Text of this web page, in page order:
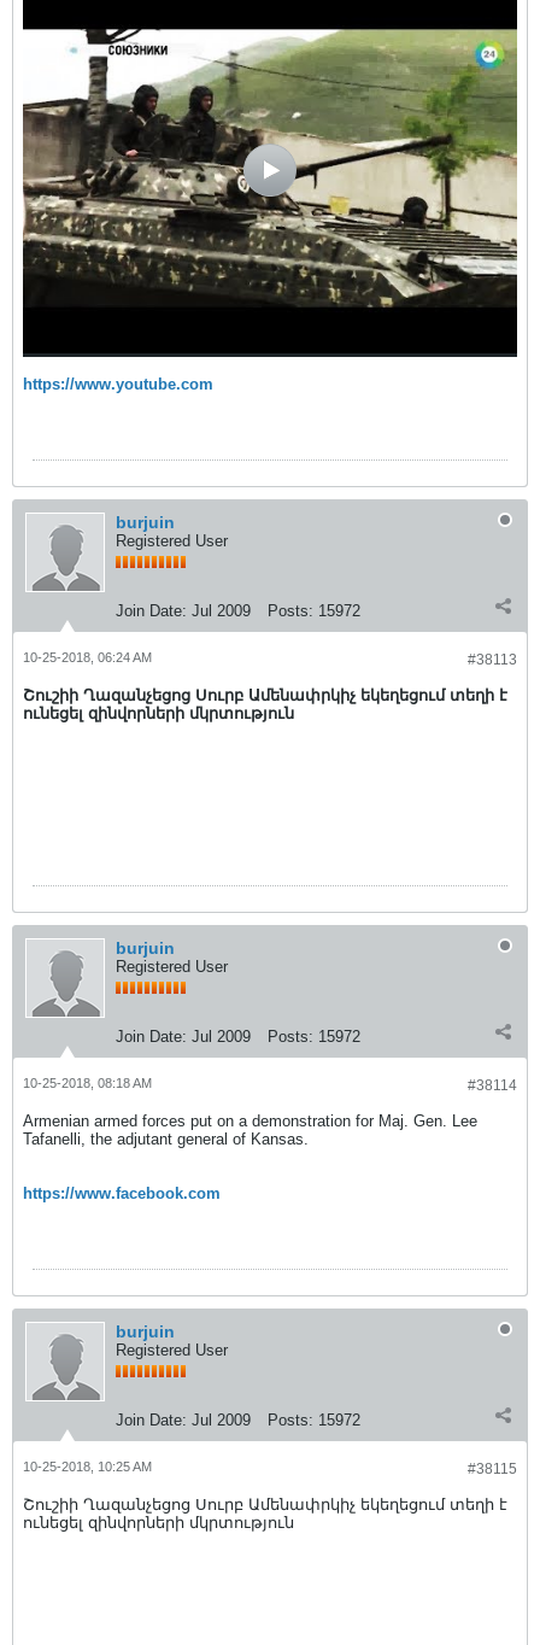
https://www.youtube.com
burjuin
Registered User
Join Date: Jul 2009 Posts: 15972
#38113
10-25-2018, 06:24 AM
Շուշիի Ղազանչեցոց Սուրբ Ամենափրկիչ եկեղեցում տեղի է
ունեցել զինվորների մկրտություն
burjuin
Registered User
Join Date: Jul 2009 Posts: 15972
#38114
10-25-2018, 08:18 AM
Armenian armed forces put on a demonstration for Maj. Gen. Lee
Tafanelli, the adjutant general of Kansas.
https://www.facebook.com
burjuin
Registered User
Join Date: Jul 2009 Posts: 15972
#38115
10-25-2018, 10:25 AM
Շուշիի Ղազանչեցոց Սուրբ Ամենափրկիչ եկեղեցում տեղի է
ունեցել զինվորների մկրտություն